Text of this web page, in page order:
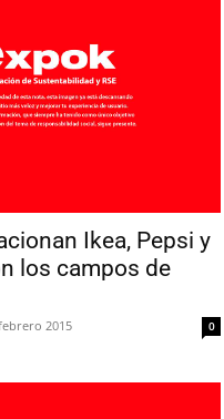
Ikea, Pepsi y
los campos de
2015 0